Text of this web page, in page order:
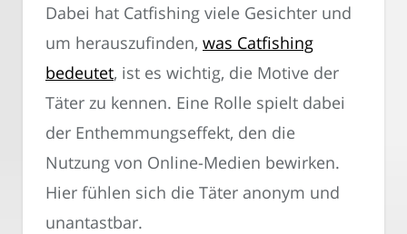
Dabei hat Catfishing viele Gesichter und
um herauszufinden, was Catfishing
bedeutet, ist es wichtig, die Motive der
Täter zu kennen. Eine Rolle spielt dabei
der Enthemmungseffekt, den die
Nutzung von Online-Medien bewirken.
Hier fühlen sich die Täter anonym und
unantastbar.